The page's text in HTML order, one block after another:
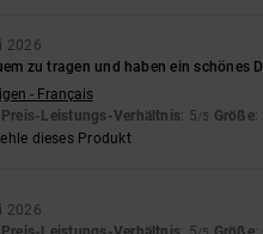
2026
zu tragen und haben ein schönes
- Français
Preis-Leistungs-Verhältnis: 5/5 Größe:
dieses Produkt
2026